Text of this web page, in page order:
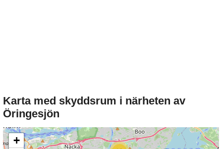
Karta med skyddsrum i närheten av
Öringesjön
+